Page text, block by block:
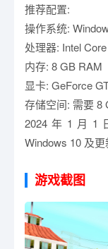
推荐配置:
操作系统:
处理器: Intel
内存: 8 GB RAM
显卡: GeForce
存储空间: 需要 8
2024 年 1 月 1
Windows 10 及更
游戏截图